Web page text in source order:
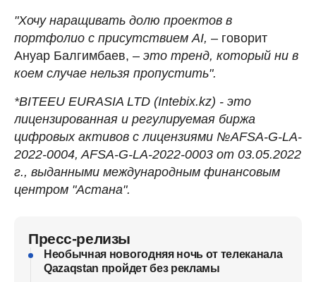
"Хочу наращивать долю проектов в
портфолио с присутствием AI, – говорит
Ануар Балгимбаев, – это тренд, который ни в
коем случае нельзя пропустить".
*BITEEU EURASIA LTD (Intebix.kz) - это
лицензированная и регулируемая биржа
цифровых активов с лицензиями №AFSA-G-LA-
2022-0004, AFSA-G-LA-2022-0003 от 03.05.2022
г., выданными международным финансовым
центром "Астана".
Пресс-релизы
Необычная новогодняя ночь от телеканала
Qazaqstan пройдет без рекламы